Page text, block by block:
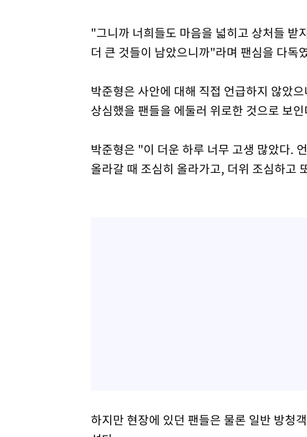
"그니까 너희들도 마음을 넓히고 상처들 받
더 큰 것들이 남았으니까"라며 팬심을 다독
박준형은 사안에 대해 직접 언급하지 않았
상심했을 팬들을 에둘러 위로한 것으로 보
박준형은 "이 더운 하루 너무 고생 많았다.
올라갈 때 조심히 올라가고, 더위 조심하고
하지만 현장에 있던 팬들은 물론 일반 방청